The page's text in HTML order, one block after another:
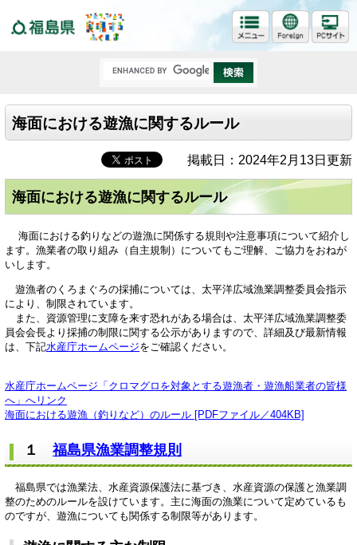
海面における遊漁に関するルール
掲載日：2024年2月13日更新
海面における遊漁に関するルール
海面における釣りなどの遊漁に関係する規則や注意事項について紹介し
ます。漁業者の取り組み（自主規制）についてもご理解、ご協力をおねが
いします。
遊漁者のくろまぐろの採捕については、太平洋広域漁業調整委員会指示
により、制限されています。
また、資源管理に支障を来す恐れがある場合は、太平洋広域漁業調整委
員会会長より採捕の制限に関する公示がありますので、詳細及び最新情報
は、下記水産庁ホームページをご確認ください。
水産庁ホームページ「クロマグロを対象とする遊漁者・遊漁船業者の皆様
へ」へリンク
海面における遊漁（釣りなど）のルール [PDFファイル／404KB]
１福島県漁業調整規則
福島県では漁業法、水産資源保護法に基づき、水産資源の保護と漁業調
整のためのルールを設けています。主に海面の漁業について定めているも
のですが、遊漁についても関係する制限等があります。